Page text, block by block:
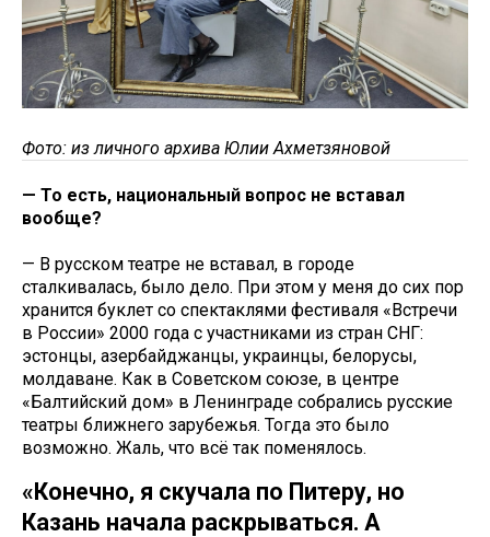
Фото: из личного архива Юлии Ахметзяновой
— То есть, национальный вопрос не вставал
вообще?
— В русском театре не вставал, в городе
сталкивалась, было дело. При этом у меня до сих пор
хранится буклет со спектаклями фестиваля «Встречи
в России» 2000 года с участниками из стран СНГ:
эстонцы, азербайджанцы, украинцы, белорусы,
молдаване. Как в Советском союзе, в центре
«Балтийский дом» в Ленинграде собрались русские
театры ближнего зарубежья. Тогда это было
возможно. Жаль, что всё так поменялось.
«Конечно, я скучала по Питеру, но
Казань начала раскрываться. А